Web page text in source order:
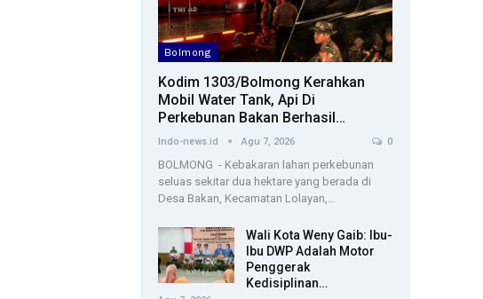
Bolmong
Kodim 1303/Bolmong Kerahkan
Mobil Water Tank, Api Di
Perkebunan Bakan Berhasil…
Indo-news.id Agu 7, 2026 0
BOLMONG - Kebakaran lahan perkebunan
seluas sekitar dua hektare yang berada di
Desa Bakan, Kecamatan Lolayan,…
Wali Kota Weny Gaib: Ibu-
Ibu DWP Adalah Motor
Penggerak
Kedisiplinan…